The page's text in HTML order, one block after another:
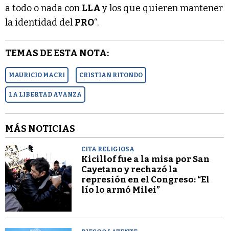
a todo o nada con LLAy los que quieren mantener
la identidad del PRO“.
TEMAS DE ESTA NOTA:
MAURICIO MACRI CRISTIAN RITONDO
LA LIBERTAD AVANZA
MÁS NOTICIAS
CITA RELIGIOSA
Kicillof fue a la misa por San
Cayetano y rechazó la
represión en el Congreso: “El
lío lo armó Milei”